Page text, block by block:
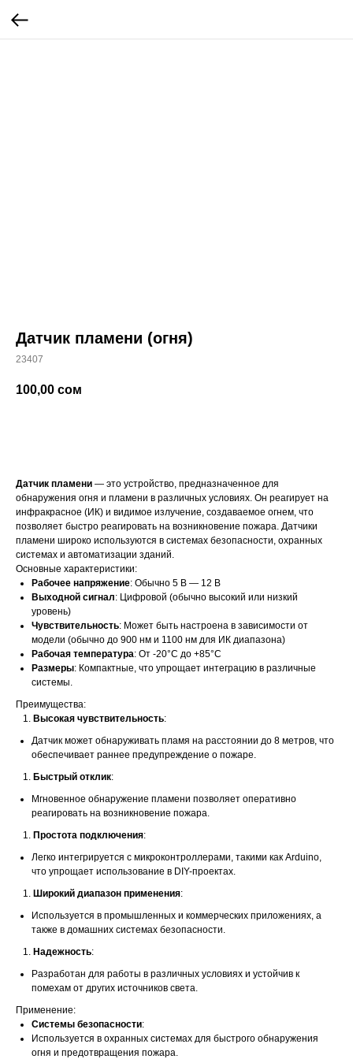
Датчик пламени (огня)
23407
100,00 сом
Датчик пламени — это устройство, предназначенное для
обнаружения огня и пламени в различных условиях. Он реагирует на
инфракрасное (ИК) и видимое излучение, создаваемое огнем, что
позволяет быстро реагировать на возникновение пожара. Датчики
пламени широко используются в системах безопасности, охранных
системах и автоматизации зданий.
Основные характеристики:
Рабочее напряжение: Обычно 5 В — 12 В
Выходной сигнал: Цифровой (обычно высокий или низкий
уровень)
Чувствительность: Может быть настроена в зависимости от
модели (обычно до 900 нм и 1100 нм для ИК диапазона)
Рабочая температура: От -20°C до +85°C
Размеры: Компактные, что упрощает интеграцию в различные
системы.
Преимущества:
Высокая чувствительность:
Датчик может обнаруживать пламя на расстоянии до 8 метров, что
обеспечивает раннее предупреждение о пожаре.
Быстрый отклик:
Мгновенное обнаружение пламени позволяет оперативно
реагировать на возникновение пожара.
Простота подключения:
Легко интегрируется с микроконтроллерами, такими как Arduino,
что упрощает использование в DIY-проектах.
Широкий диапазон применения:
Используется в промышленных и коммерческих приложениях, а
также в домашних системах безопасности.
Надежность:
Разработан для работы в различных условиях и устойчив к
помехам от других источников света.
Применение:
Системы безопасности:
Используется в охранных системах для быстрого обнаружения
огня и предотвращения пожара.